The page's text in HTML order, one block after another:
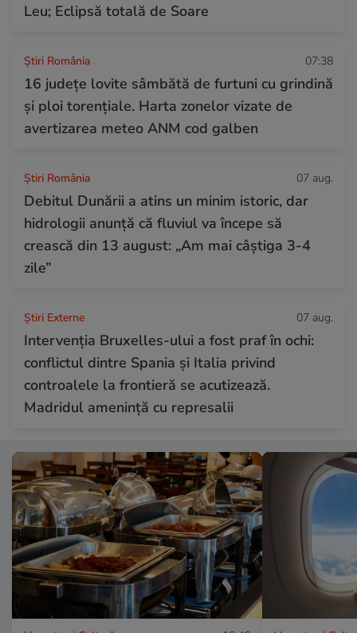
Leu; Eclipsă totală de Soare
Știri România 07:38
16 județe lovite sâmbătă de furtuni cu grindină
și ploi torențiale. Harta zonelor vizate de
avertizarea meteo ANM cod galben
Știri România 07 aug.
Debitul Dunării a atins un minim istoric, dar
hidrologii anunță că fluviul va începe să
crească din 13 august: „Am mai câștiga 3-4
zile”
Știri Externe 07 aug.
Intervenția Bruxelles-ului a fost praf în ochi:
conflictul dintre Spania și Italia privind
controalele la frontieră se acutizează.
Madridul amenință cu represalii